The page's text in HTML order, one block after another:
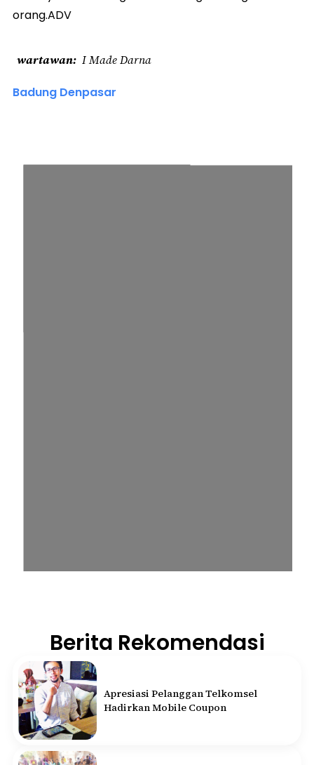
orang.ADV
wartawan I Made Darna
Badung Denpasar
Berita Rekomendasi
Apresiasi Pelanggan Telkomsel
Hadirkan Mobile Coupon